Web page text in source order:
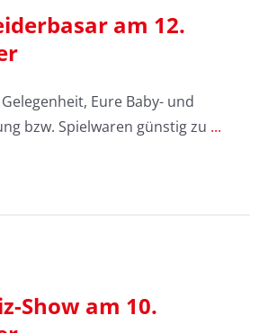
am 12.
Eure Baby- und
bzw. Spielwaren günstig zu ...
Show am 10.